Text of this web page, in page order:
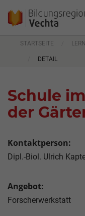
STARTSEITE
DETAIL
Schule
der
Kontaktperson:
Dipl.-Biol. Ulrich
Angebot:
Forscherwerkstatt